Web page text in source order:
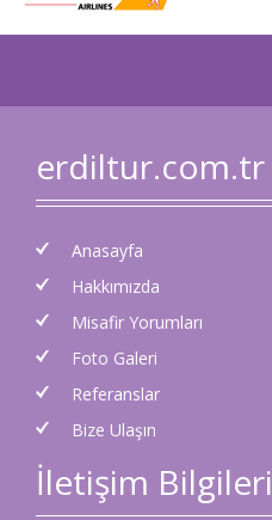
erdiltur.com.tr
Anasayfa
Hakkımızda
Misafir Yorumları
Foto Galeri
Referanslar
Bize Ulaşın
İletişim Bilgileri